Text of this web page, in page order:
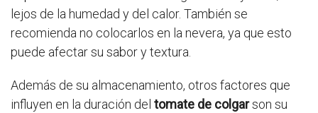
lejos de la humedad y del calor. También se
recomienda no colocarlos en la nevera, ya que esto
puede afectar su sabor y textura.
Además de su almacenamiento, otros factores que
influyen en la duración del tomate de colgarson su